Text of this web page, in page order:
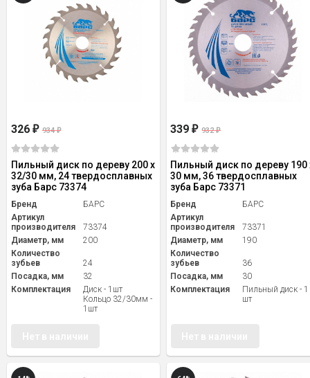
326 ₽ 934₽
Пильный диск по дереву 200 x
32/30 мм, 24 твердосплавных
зуба Барс 73374
Бренд
БАРС
Артикул
производителя
73374
Диаметр, мм
200
Количество
зубьев
24
Посадка, мм
32
Комплектация
Диск - 1шт
Кольцо 32/30мм -
1шт
339₽ 932₽
Пильный диск по дереву 190
30 мм, 36 твердосплавных
зуба Барс 73371
Бренд
БАРС
Артикул
производителя
73371
Диаметр, мм
190
Количество
зубьев
36
Посадка, мм
30
Комплектация
Пильный диск - 1
шт